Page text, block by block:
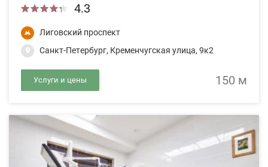
4.3
Лиговский проспект
Санкт-Петербург, Кременчугская улица, 9к2
Услуги и цены 150 м